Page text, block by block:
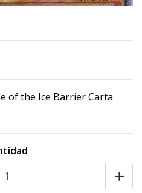
of the Ice Barrier Carta
+